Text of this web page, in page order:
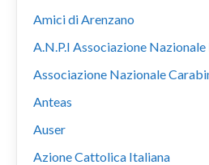
Amici di Arenzano
A.N.P.I Associazione
Associazione Nazionale
Anteas
Auser
Azione Cattolica Italiana